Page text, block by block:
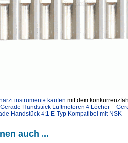
instrumente kaufen mit dem
Handstück Luftmotoren 4 Löcher +
Handstück 4:1 E-Typ Kompatibel mit NSK
auch ...